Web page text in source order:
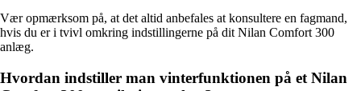
Vær opmærksom på, at det altid anbefales at konsultere en fagmand,
hvis du er i tvivl omkring indstillingerne på dit Nilan Comfort 300
anlæg.
Hvordan indstiller man vinterfunktionen på et Nilan